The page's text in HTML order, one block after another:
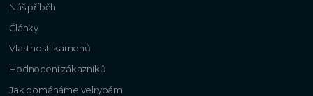
Náš příběh
Články
Vlastnosti kamenů
Hodnocení zákazníků
Jak pomáháme velrybám